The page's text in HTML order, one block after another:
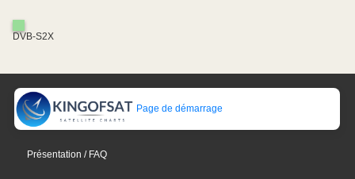
DVB-S2X
Page de démarrage
Présentation / FAQ